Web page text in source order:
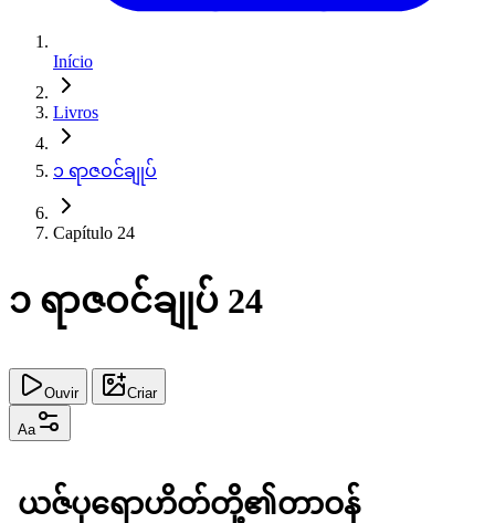
Início
Livros
၁ ရာဇဝင်ချုပ်
Capítulo 24
၁ ရာဇဝင်ချုပ် 24
Ouvir Criar
Aa
ယဇပရဟတတို့​၏တဝန